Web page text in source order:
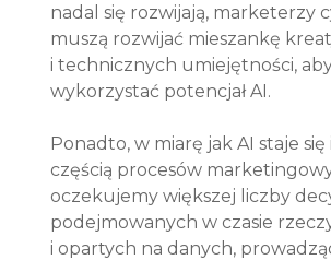
nadal się rozwijają, marketerzy
muszą rozwijać mieszankę
i technicznych umiejętności, aby
wykorzystać potencjał AI.
Ponadto, w miarę jak AI staje
częścią procesów
oczekujemy większej liczby
podejmowanych w czasie
i opartych na danych,